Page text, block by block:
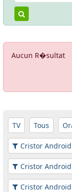
Aucun R�sultat
TV Tous
Cristor Android
Cristor Android
Cristor Android